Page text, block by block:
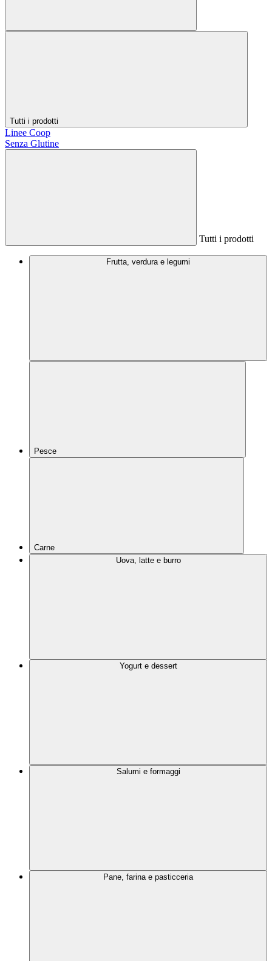
Tutti i prodotti
Linee Coop
Senza Glutine
Tutti i prodotti
Frutta, verdura e legumi
Pesce
Carne
Uova, latte e burro
Yogurt e dessert
Salumi e formaggi
Pane, farina e pasticceria